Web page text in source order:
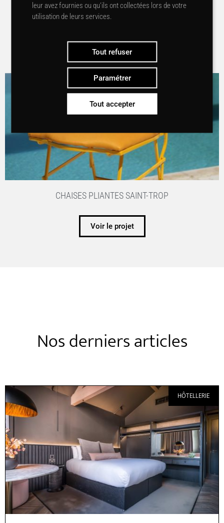
LE GRAND BARAIL 5* – TERRASSE – SAINT-ÉMILION
Voir le projet
CHAISES PLIANTES SAINT-TROP
Voir le projet
Nos derniers articles
HÔTELLERIE
leur avez fournies ou qu’ils ont collectées lors de votre
utilisation de leurs services.
Tout accepter
Tout refuser
Paramétrer